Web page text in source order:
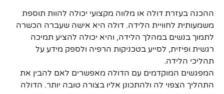
ההכנה בעזרת דולה או מלווה מקצועי יכולה להוות תוספת
משמעותית לחוויית הלידה. דולה היא אישה שעברה הכשרה
לתמוך בנשים במהלך הלידה, והיא יכולה להציע תמיכה
רגשית ופיזית, לסייע בטכניקות הרפיה ולספק מידע על
תהליכי הלידה.
המפגשים המוקדמים עם הדולה מאפשרים לאם להבין את
התהליך הצפוי לה ולהתכונן אליו בצורה טובה יותר. הדולה